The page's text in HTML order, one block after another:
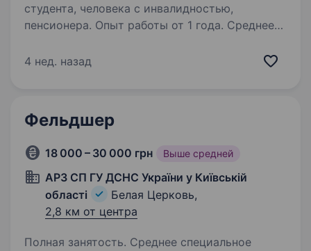
студента, человека с инвалидностью,
пенсионера. Опыт работы от 1 года. Среднее
охоронників Ч/Ж вахта , Вимоги: без медичних
буде перевагою…
4 нед. назад
Фельдшер
18 000 – 30 000 грн Выше средней
АРЗ СП ГУ ДСНС України у Київській
області
Белая Церковь,
2,8 км от центра
Полная занятость. Среднее специальное